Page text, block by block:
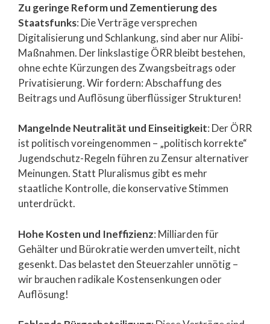
Zu geringe Reform und Zementierung des
Staatsfunks: Die Verträge versprechen
Digitalisierung und Schlankung, sind aber nur Alibi-
Maßnahmen. Der linkslastige ÖRR bleibt bestehen,
ohne echte Kürzungen des Zwangsbeitrags oder
Privatisierung. Wir fordern: Abschaffung des
Beitrags und Auflösung überflüssiger Strukturen!
Mangelnde Neutralität und Einseitigkeit: Der ÖRR
ist politisch voreingenommen – „politisch korrekte“
Jugendschutz-Regeln führen zu Zensur alternativer
Meinungen. Statt Pluralismus gibt es mehr
staatliche Kontrolle, die konservative Stimmen
unterdrückt.
Hohe Kosten und Ineffizienz: Milliarden für
Gehälter und Bürokratie werden umverteilt, nicht
gesenkt. Das belastet den Steuerzahler unnötig –
wir brauchen radikale Kostensenkungen oder
Auflösung!